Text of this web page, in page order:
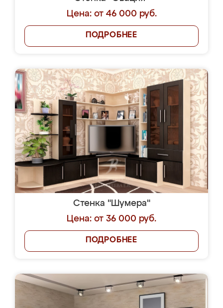
Цена: от 46 000 руб.
ПОДРОБНЕЕ
Стенка "Шумера"
Цена: от 36 000 руб.
ПОДРОБНЕЕ